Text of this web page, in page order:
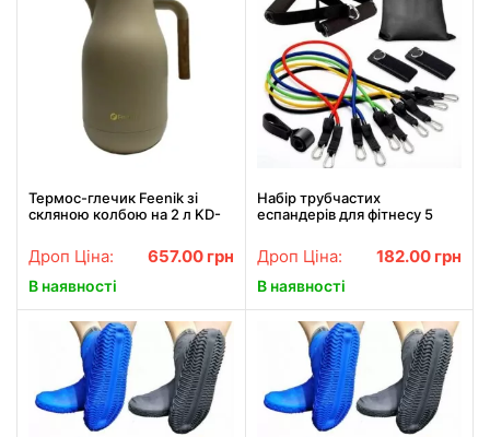
Термос-глечик Feenik зі
скляною колбою на 2 л KD-
напоїв Бежевий
Дроп Ціна: 657.00 грн
В наявності
Набір трубчастих
еспандерів для фітнесу 5
Багатофункціональний
комплект + Чохол
Дроп Ціна: 182.00 грн
В наявності